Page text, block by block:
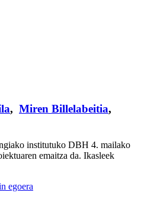
, Miren Billelabeitia,
institutuko DBH 4. mailako
emaitza da. Ikasleek
egoera